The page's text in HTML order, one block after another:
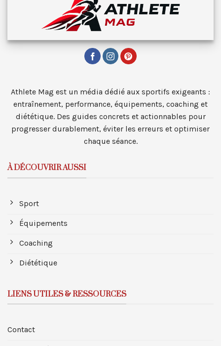
Athlete Mag est un média dédié aux sportifs exigeants :
entraînement, performance, équipements, coaching et
diététique. Des guides concrets et actionnables pour
progresser durablement, éviter les erreurs et optimiser
chaque séance.
À DÉCOUVRIR AUSSI
Sport
Équipements
Coaching
Diététique
LIENS UTILES & RESSOURCES
Contact